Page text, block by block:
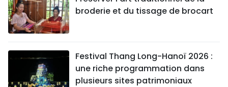
broderie et du tissage de brocart
Festival Thang Long-Hanoï 2026 :
une riche programmation dans
plusieurs sites patrimoniaux